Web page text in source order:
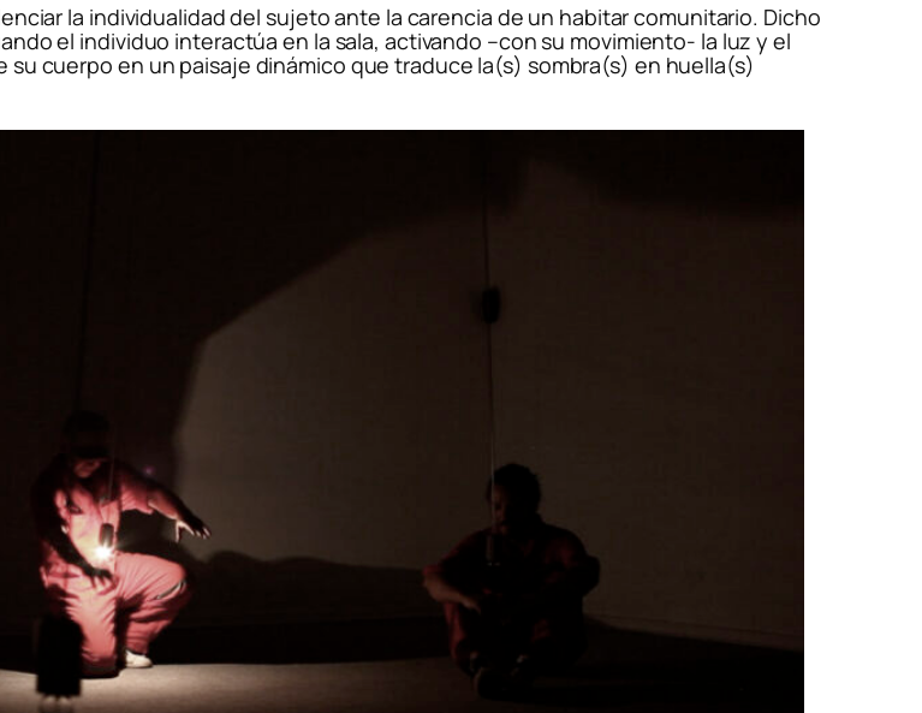
la individualidad del sujeto ante la carencia de un habitar comunitario. Dicho
el individuo interactúa en la sala, activando –con su movimiento- la luz y el
cuerpo en un paisaje dinámico que traduce la(s) sombra(s) en huella(s)